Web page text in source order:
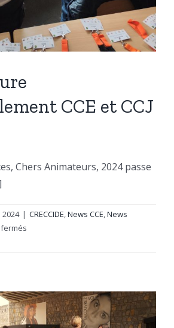
CCE et CCJ
Chers Animateurs, 2024 passe
| CRECCIDE,News CCE,News
Rassemblement
CCJ
2025